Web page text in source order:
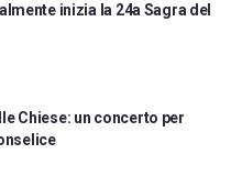
inizia la 24a Sagra del
Chiese: un concerto per